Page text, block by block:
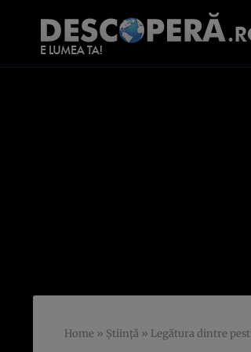
Home » Știință » Legătura dintre